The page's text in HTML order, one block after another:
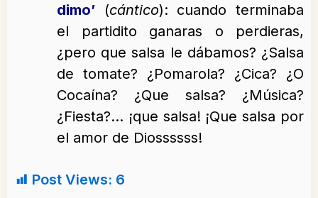
dimo’ (cántico): cuando terminaba
el partidito ganaras o perdieras,
¿pero que salsa le dábamos? ¿Salsa
de tomate? ¿Pomarola? ¿Cica? ¿O
Cocaína? ¿Que salsa? ¿Música?
¿Fiesta?… ¡que salsa! ¡Que salsa por
el amor de Diossssss!
Post Views: 6